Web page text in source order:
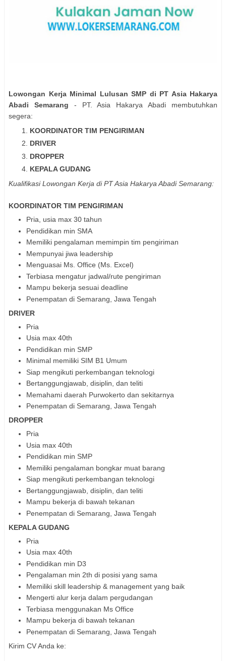
Lowongan Kerja Minimal Lulusan SMP di PT Asia Hakarya
Abadi Semarang - PT. Asia Hakarya Abadi membutuhkan
segera:
KOORDINATOR TIM PENGIRIMAN
DRIVER
DROPPER
KEPALA GUDANG
KualifikasiLowongan Kerja di PT Asia Hakarya Abadi Semarang:
KOORDINATOR TIM PENGIRIMAN
Pria, usia max 30 tahun
Pendidikan min SMA
Memiliki pengalaman memimpin tim pengiriman
Mempunyai jiwa leadership
Menguasai Ms. Office (Ms. Excel)
Terbiasa mengatur jadwal/rute pengiriman
Mampu bekerja sesuai deadline
Penempatan di Semarang, Jawa Tengah
DRIVER
Pria
Usia max 40th
Pendidikan min SMP
Minimal memiliki SIM B1 Umum
Siap mengikuti perkembangan teknologi
Bertanggungjawab, disiplin, dan teliti
Memahami daerah Purwokerto dan sekitarnya
Penempatan di Semarang, Jawa Tengah
DROPPER
Pria
Usia max 40th
Pendidikan min SMP
Memiliki pengalaman bongkar muat barang
Siap mengikuti perkembangan teknologi
Bertanggungjawab, disiplin, dan teliti
Mampu bekerja di bawah tekanan
Penempatan di Semarang, Jawa Tengah
KEPALA GUDANG
Pria
Usia max 40th
Pendidikan min D3
Pengalaman min 2th di posisi yang sama
Memiliki skill leadership & management yang baik
Mengerti alur kerja dalam pergudangan
Terbiasa menggunakan Ms Office
Mampu bekerja di bawah tekanan
Penempatan di Semarang, Jawa Tengah
Kirim CV Anda ke: